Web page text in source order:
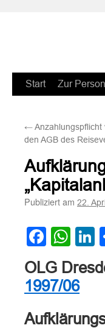
Zum
springen
Start Zur Person
←Anzahlungspflicht
den AGB des
Publiziert am 22.
OLG
1997/06